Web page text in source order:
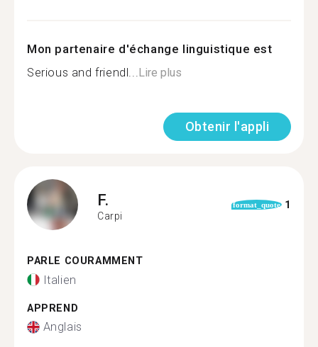
Mon partenaire d'échange linguistique est
Serious and friendl...Lire plus
Obtenir l'appli
F.
Carpi
format_quote 1
PARLE COURAMMENT
Italien
APPREND
Anglais